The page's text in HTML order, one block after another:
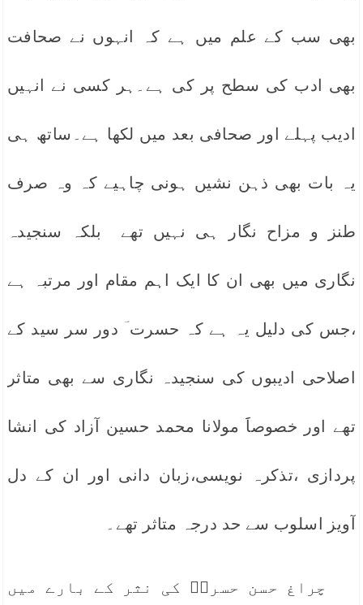
بھی سب کے علم میں ہے کہ انہوں نے صحافت
بھی ادب کی سطح پر کی ہے۔ہر کسی نے انہیں
ادیب پہلے اور صحافی بعد میں لکھا ہے۔ساتھ ہی
یہ بات بھی ذہن نشیں ہونی چاہیے کہ وہ صرف
طنز و مزاح نگار ہی نہیں تھے بلکہ سنجیدہ
نگاری میں بھی ان کا ایک اہم مقام اور مرتبہ ہے
،جس کی دلیل یہ ہے کہ حسرت ؔ دور سر سید کے
اصلاحی ادیبوں کی سنجیدہ نگاری سے بھی متاثر
تھے اور خصوصاََ مولانا محمد حسین آزاد کی انشا
پردازی ،تذکرہ نویسی،زبان دانی اور ان کے دل
آویز اسلوب سے حد درجہ متاثر تھے۔
چراغ حسن حسرتؔ کی نثر کے بارے میں